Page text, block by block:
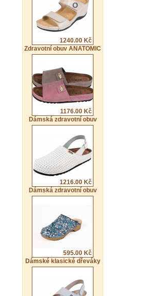
1240.00 Kč
Zdravotní obuv ANATOMIC
1176.00 Kč
Dámská zdravotní obuv
1216.00 Kč
Dámská zdravotní obuv
595.00 Kč
Dámské klasické dřeváky